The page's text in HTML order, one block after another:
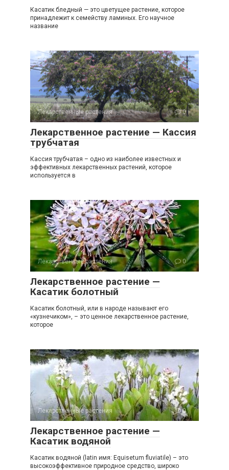
Касатик бледный — это цветущее растение, которое
принадлежит к семейству ламиных. Его научное
название
Лекарственные растения 0
Лекарственное растение — Кассия
трубчатая
Кассия трубчатая – одно из наиболее известных и
эффективных лекарственных растений, которое
используется в
Лекарственные растения 0
Лекарственное растение —
Касатик болотный
Касатик болотный, или в народе называют его
«кузнечиком», – это ценное лекарственное растение,
которое
Лекарственные растения 0
Лекарственное растение —
Касатик водяной
Касатик водяной (latin имя: Equisetum fluviatile) – это
высокоэффективное природное средство, широко